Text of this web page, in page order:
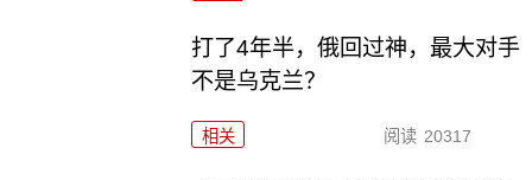
打了4年半，俄回过神，最大对手
不是乌克兰？
相关 阅读 20317